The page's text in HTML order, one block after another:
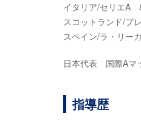
イタリア/セリエA
スコットランド/プ
スペイン/ラ・リー
日本代表 国際Aマ
指導歴